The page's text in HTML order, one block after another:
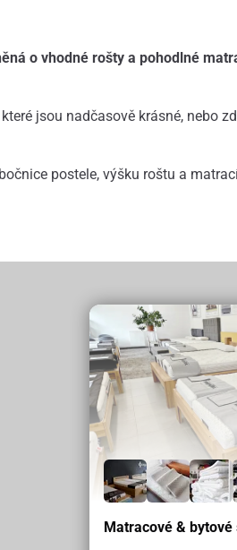
o vhodné rošty a pohodlné
které jsou nadčasově krásné, nebo
postele, výšku roštu a
Matracové &